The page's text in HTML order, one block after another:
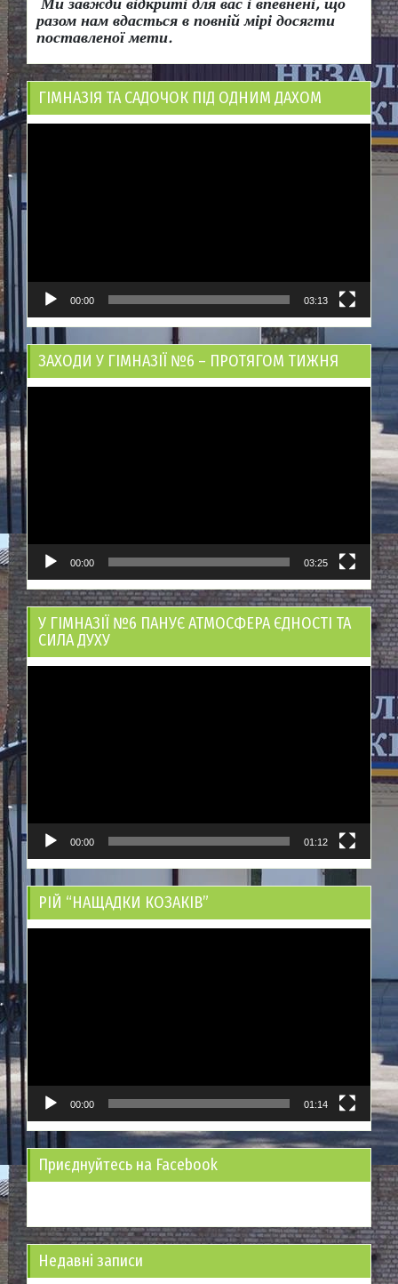
разом нам вдасться в повній мірі досягти
поставленої мети.
ГІМНАЗІЯ ТА САДОЧОК ПІД ОДНИМ ДАХОМ
00:00 03:13
ЗАХОДИ У ГІМНАЗІЇ №6 – ПРОТЯГОМ ТИЖНЯ
00:00 03:25
У ГІМНАЗІЇ №6 ПАНУЄ АТМОСФЕРА ЄДНОСТІ ТА
СИЛА ДУХУ
00:00 01:12
РІЙ “НАЩАДКИ КОЗАКІВ”
00:00 01:14
Приєднуйтесь на Facebook
Недавні записи